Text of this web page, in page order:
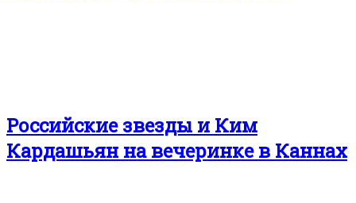
Российские звезды и Ким
Кардашьян на вечеринке в Каннах